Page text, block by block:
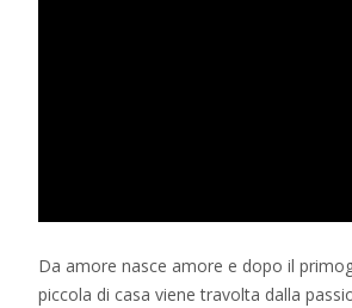
Da amore nasce amore e dopo il
piccola di casa viene travolta dalla